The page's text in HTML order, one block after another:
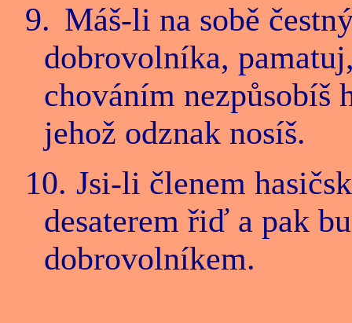
9. Máš-li na sobě
dobrovolníka,
chováním nezpůsobíš
jehož odznak nosíš.
10. Jsi-li členem
desaterem řiď a pak
dobrovolníkem.